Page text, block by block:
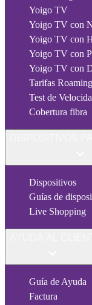
Yoigo TV
Yoigo TV con
Yoigo TV con
Yoigo TV con
Yoigo TV con
Tarifas Roaming
Test de
Cobertura fibra
Dispositivos
Guías de
Live Shopping
Guía de Ayuda
Factura